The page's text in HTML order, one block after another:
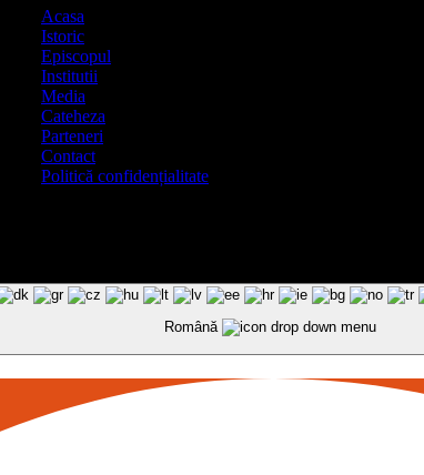
Acasa
Istoric
Episcopul
Institutii
Media
Cateheza
Parteneri
Contact
Politică confidențialitate
Română